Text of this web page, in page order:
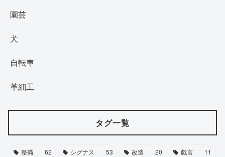
園芸
犬
自転車
革細工
タグ一覧
整備 62 シグナス 53 改造 20 戯言
11